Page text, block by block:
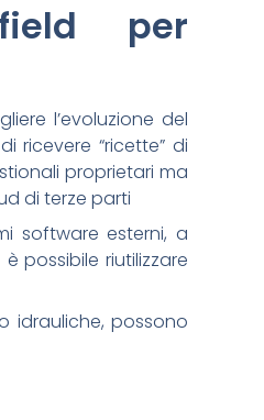
per
l’evoluzione del
ricevere “ricette” di
proprietari ma
di terze parti
software esterni, a
possibile riutilizzare
idrauliche, possono